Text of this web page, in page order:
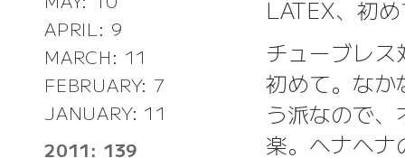
APRIL: 9
MARCH: 11
FEBRUARY: 7
JANUARY: 11
2011: 139
LATEX、初
チューブレ
初めて。なか
う派なので
楽。ヘナヘ